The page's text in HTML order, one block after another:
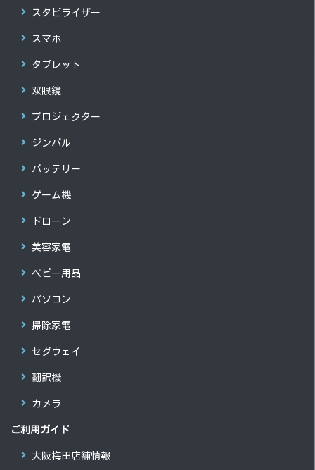
スタビライザー
スマホ
タブレット
双眼鏡
プロジェクター
ジンバル
バッテリー
ゲーム機
ドローン
美容家電
ベビー用品
パソコン
掃除家電
セグウェイ
翻訳機
カメラ
ご利用ガイド
大阪梅田店舗情報